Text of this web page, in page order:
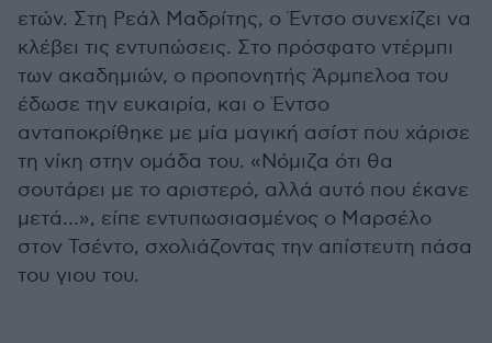
ετών. Στη Ρεάλ Μαδρίτης, ο Έντσο συνεχίζει να
κλέβει τις εντυπώσεις. Στο πρόσφατο ντέρμπι
των ακαδημιών, ο προπονητής Άρμπελοα του
έδωσε την ευκαιρία, και ο Έντσο
ανταποκρίθηκε με μία μαγική ασίστ που χάρισε
τη νίκη στην ομάδα του. «Νόμιζα ότι θα
σουτάρει με το αριστερό, αλλά αυτό που έκανε
μετά…», είπε εντυπωσιασμένος ο Μαρσέλο
στον Τσέντο, σχολιάζοντας την απίστευτη πάσα
του γιου του.